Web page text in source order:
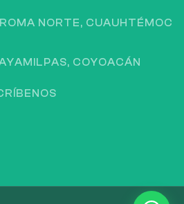
NORTE, CUAUHTÉMOC
COYOACÁN